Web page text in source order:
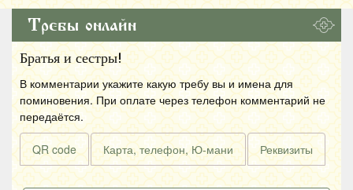
Требы онлайн
Братья и сестры!
В комментарии укажите какую требу вы и имена для
поминовения. При оплате через телефон комментарий не
передаётся.
QR code Карта, телефон, Ю-мани Реквизиты